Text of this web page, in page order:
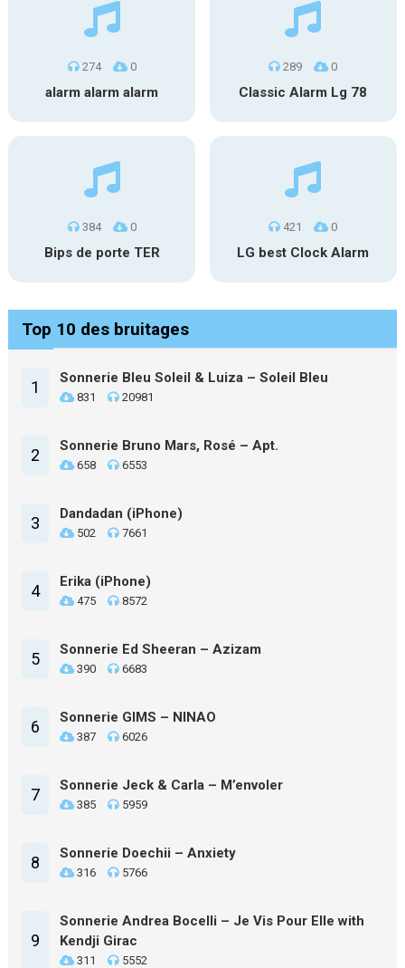
274 0
alarm alarm alarm
289 0
Classic Alarm Lg 78
384 0
Bips de porte TER
421 0
LG best Clock Alarm
Top 10 des bruitages
1 Sonnerie Bleu Soleil & Luiza – Soleil Bleu
831 20981
2 Sonnerie Bruno Mars, Rosé – Apt.
658 6553
3 Dandadan (iPhone)
502 7661
4 Erika (iPhone)
475 8572
5 Sonnerie Ed Sheeran – Azizam
390 6683
6 Sonnerie GIMS – NINAO
387 6026
7 Sonnerie Jeck & Carla – M’envoler
385 5959
8 Sonnerie Doechii – Anxiety
316 5766
9
Sonnerie Andrea Bocelli – Je Vis Pour Elle with
Kendji Girac
311 5552